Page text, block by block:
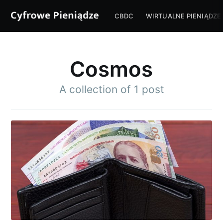
CBDC WIRTUALNE PIENIĄDZE
Cosmos
A collection of 1 post